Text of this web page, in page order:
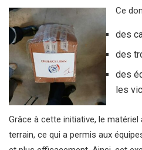
Ce
des
des
des
les
Grâce à cette initiative, le
terrain, ce qui a permis aux